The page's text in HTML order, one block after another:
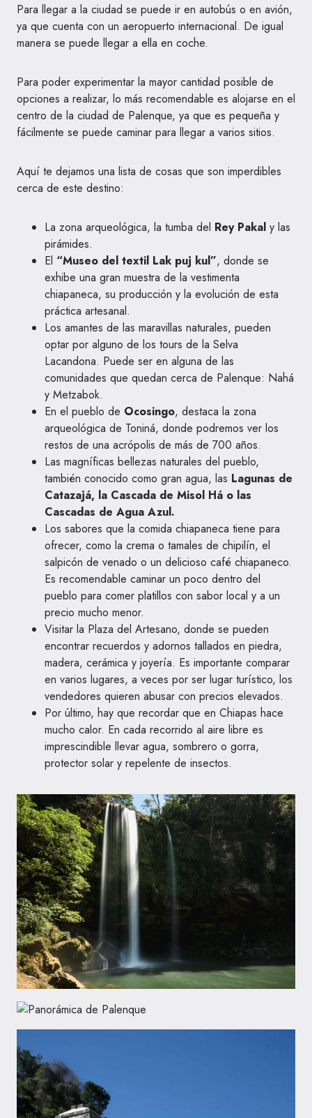
Para llegar a la ciudad se puede ir en autobús o en avión,
ya que cuenta con un aeropuerto internacional. De igual
manera se puede llegar a ella en coche.
Para poder experimentar la mayor cantidad posible de
opciones a realizar, lo más recomendable es alojarse en el
centro de la ciudad de Palenque, ya que es pequeña y
fácilmente se puede caminar para llegar a varios sitios.
Aquí te dejamos una lista de cosas que son imperdibles
cerca de este destino:
La zona arqueológica, la tumba del Rey Pakal y las
pirámides.
El “Museo del textil Lak puj kul”, donde se
exhibe una gran muestra de la vestimenta
chiapaneca, su producción y la evolución de esta
práctica artesanal.
Los amantes de las maravillas naturales, pueden
optar por alguno de los tours de la Selva
Lacandona. Puede ser en alguna de las
comunidades que quedan cerca de Palenque: Nahá
y Metzabok.
En el pueblo de Ocosingo, destaca la zona
arqueológica de Toniná, donde podremos ver los
restos de una acrópolis de más de 700 años.
Las magníficas bellezas naturales del pueblo,
también conocido como gran agua, las Lagunas de
Catazajá, la Cascada de Misol Há o las
Cascadas de Agua Azul.
Los sabores que la comida chiapaneca tiene para
ofrecer, como la crema o tamales de chipilín, el
salpicón de venado o un delicioso café chiapaneco.
Es recomendable caminar un poco dentro del
pueblo para comer platillos con sabor local y a un
precio mucho menor.
Visitar la Plaza del Artesano, donde se pueden
encontrar recuerdos y adornos tallados en piedra,
madera, cerámica y joyería. Es importante comparar
en varios lugares, a veces por ser lugar turístico, los
vendedores quieren abusar con precios elevados.
Por último, hay que recordar que en Chiapas hace
mucho calor. En cada recorrido al aire libre es
imprescindible llevar agua, sombrero o gorra,
protector solar y repelente de insectos.